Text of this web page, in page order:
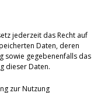
jederzeit das Recht auf
Daten, deren
sowie gegebenenfalls das
dieser Daten.
zur Nutzung